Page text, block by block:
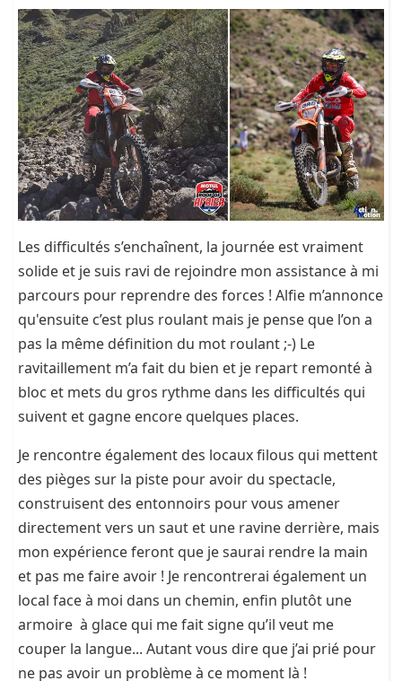
Les difficultés s’enchaînent, la journée est vraiment
solide et je suis ravi de rejoindre mon assistance à mi
parcours pour reprendre des forces ! Alfie m’annonce
qu'ensuite c’est plus roulant mais je pense que l’on a
pas la même définition du mot roulant ;-) Le
ravitaillement m’a fait du bien et je repart remonté à
bloc et mets du gros rythme dans les difficultés qui
suivent et gagne encore quelques places.
Je rencontre également des locaux filous qui mettent
des pièges sur la piste pour avoir du spectacle,
construisent des entonnoirs pour vous amener
directement vers un saut et une ravine derrière, mais
mon expérience feront que je saurai rendre la main
et pas me faire avoir ! Je rencontrerai également un
local face à moi dans un chemin, enfin plutôt une
armoire à glace qui me fait signe qu’il veut me
couper la langue... Autant vous dire que j’ai prié pour
ne pas avoir un problème à ce moment là !